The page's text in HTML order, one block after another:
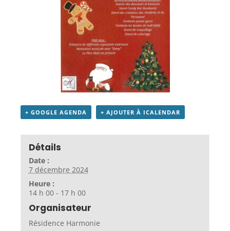
+ GOOGLE AGENDA + AJOUTER À ICALENDAR
Détails
Date :
7 décembre 2024
Heure :
14 h 00 - 17 h 00
Organisateur
Résidence Harmonie